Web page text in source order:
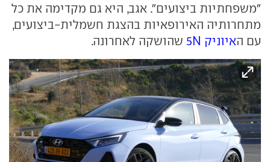
"משפחתיות ביצועים". אגב, היא גם מקדימה את כל
מתחרותיה האירופאיות בהצגת חשמלית-ביצועים,
עם האיוניק 5N שהושקה לאחרונה.